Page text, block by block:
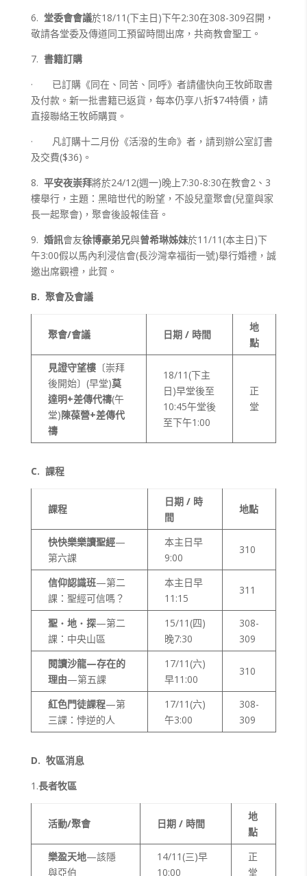
6. 堂委會會議於18/11(下主日)下午2:30在308-309召開，
敬請各堂委及傳道同工預留時間出席，共商教會聖工。
7. 書籍訂購
· 已訂購《同在、同苦、同呼》者請儘快向王牧師取書
及付款。新一批書籍已返貨，每本仍享八折$74特價，請
直接聯絡王牧師購買。
· 凡訂購十二月份《活潑的生命》者，請到辦公室訂書
及交費($36)。
8. 平安夜崇拜將於24/12(週一)晚上7:30-8:30在教會2、3
樓舉行，主題：黑暗世代的盼望，不設兒童聚會(兒童與家
長一起聚會)，聚會後設報佳音。
9. 婚訊會友徐博豪弟兄與曾希琳姊妹於11/11(本主日)下
午3:00假以馬內利浸信會(長沙灣幸福街一號)舉行婚禮，誠
邀出席觀禮，此賀。
B. 聚會及會議
聚會/會議 日期 / 時間
地
點
見證守望樓〔崇拜
後開始〕(早堂)莫
達明+差傳代禱(午
堂)陳葆營+差傳代
禱
18/11(下主
日)早堂後至
10:45午堂後
至下午1:00
正
堂
C. 課程
課程
日期 / 時
間
地點
快快樂樂讀聖經—
第六課
本主日早
9:00
310
信仰認識班—第二
課：聖經可信嗎？
本主日早
11:15
311
聖・ 地・ 探—第二
課：中央山區
15/11(四)
晚7:30
308-
309
閱讀沙龍—存在的
理由—第五課
17/11(六)
早11:00
310
紅色門徒課程—第
三課：悖逆的人
17/11(六)
午3:00
308-
309
D. 牧區消息
1.長者牧區
活動/聚會 日期 / 時間
地
點
樂盈天地—該隱
與亞伯
14/11(三)早
10:00
正
堂